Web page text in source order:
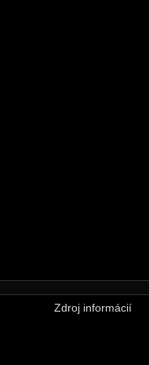
Zdroj informácií